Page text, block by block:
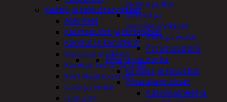
juontopulkat
Veneet ja
veneilytarvikkeet
Airot ja melat
Perämoottorit
Piha ja puutarha
Grillaus ja savustus
Piharakennukset
Kasvihuoneet ja
Keittiö ja taloustarvikkeet
Aterimet
Juomapullot ja termokset
Kannut ja kanisterit
Kattaustarvikkeet
Kauhat, lastat ja sudit
Kertakäyttöastiat
Lasit ja mukit
Lautaset